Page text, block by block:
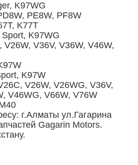
K97WG
PE8W, PF8W
K77T
K97WG
V26W, V36V, V36W, V46W,
K97W
V26W, V26WG, V36V,
V46WG, V66W, V76W
г.Алматы ул.Гагарина
Gagarin Motors.